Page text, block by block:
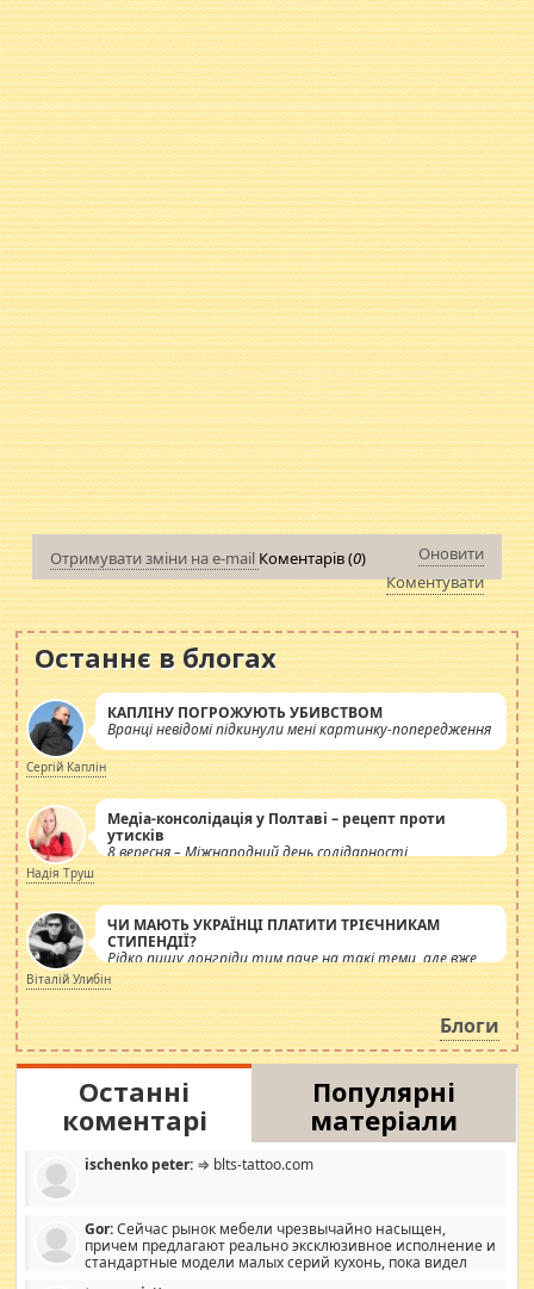
Отримувати зміни на e-mail Коментарів (0)
Оновити
Коментувати
Останнє в блогах
КАПЛІНУ ПОГРОЖУЮТЬ УБИВСТВОМ
Вранці невідомі підкинули мені картинку-попередження
Сергій Каплін
Медіа-консолідація у Полтаві – рецепт проти
утисків
8 вересня – Міжнародний день солідарності
журналістів.
Надія Труш
ЧИ МАЮТЬ УКРАЇНЦІ ПЛАТИТИ ТРІЄЧНИКАМ
СТИПЕНДІЇ?
Рідко пишу лонгріди тим паче на такі теми, але вже
просто дістало! Обурюють сьогоднішні інсенуації
навколо стипендіального питання. Штучно
роздувається ще одна соціальна катастрофа.
Віталій Улибін
Блоги
Останні
коментарі
Популярні
матеріали
ischenko peter: ⇒ blts-tattoo.com
Gor:Сейчас рынок мебели чрезвычайно насыщен,
причем предлагают реально эксклюзивное исполнение и
стандартные модели малых серий кухонь, пока видел